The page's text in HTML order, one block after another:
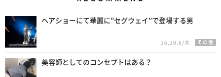
ヘアショーにて華麗に”セグウェイ”で登場する男
16.10.6/木 その他
美容師としてのコンセプトはある？